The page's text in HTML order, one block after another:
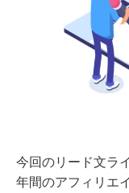
今回のリード文ラ
年間のアフィリエ